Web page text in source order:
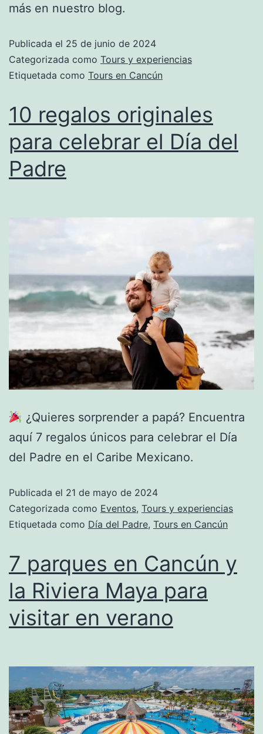
más en nuestro blog.
Publicada el 25 de junio de 2024
Categorizada como Tours y experiencias
Etiquetada como Tours en Cancún
10 regalos originales
para celebrar el Día del
Padre
¿Quieres sorprender a papá? Encuentra
aquí 7 regalos únicos para celebrar el Día
del Padre en el Caribe Mexicano.
Publicada el 21 de mayo de 2024
Categorizada como Eventos, Tours y experiencias
Etiquetada como Día del Padre, Tours en Cancún
7 parques en Cancún y
la Riviera Maya para
visitar en verano